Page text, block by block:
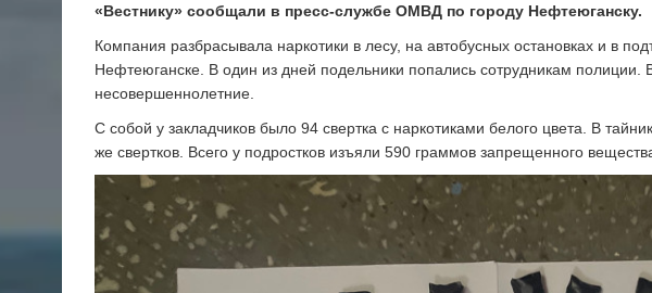
«Вестнику» сообщали в пресс-службе ОМВД по городу Нефтеюганску.
Компания разбрасывала наркотики в лесу, на автобусных остановках и в
Нефтеюганске. В один из дней подельники попались сотрудникам полиции.
несовершеннолетние.
С собой у закладчиков было 94 свертка с наркотиками белого цвета. В
же свертков. Всего у подростков изъяли 590 граммов запрещенного